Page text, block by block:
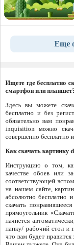
Еще
Ищете где бесплатно
смартфон или
Здесь вы можете
бесплатно и без
обязательно вам
inquisition можно
совершенно бесплатно
Как скачать картинку
Инструкцию о том,
качестве обоев или
соответствующей
на нашем сайте,
абсолютно бесплатно
скачать
прямоугольник
начнется
папку/ рабочий стол и
что вам будет